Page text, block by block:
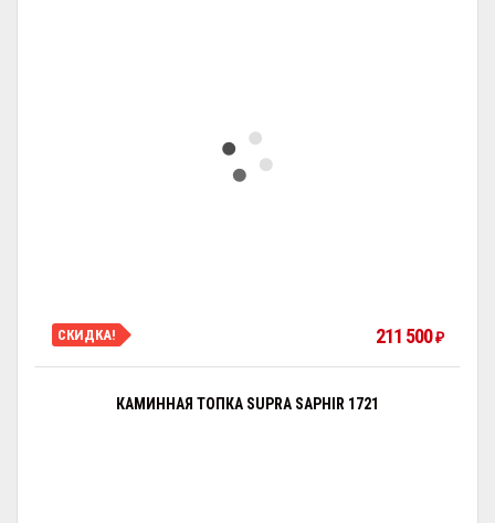
СКИДКА! 211 500₽
КАМИННАЯ ТОПКА SUPRA SAPHIR 1721